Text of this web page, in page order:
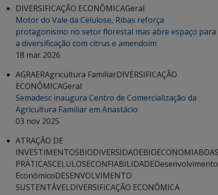
DIVERSIFICAÇÃO ECONÔMICAGeral
Motor do Vale da Celulose, Ribas reforça
protagonismo no setor florestal mas abre espaço para
a diversificação com citrus e amendoim
18 mar 2026
AGRAERAgricultura FamiliarDIVERSIFICAÇÃO
ECONÔMICAGeral
Semadesc inaugura Centro de Comercialização da
Agricultura Familiar em Anastácio
03 nov 2025
ATRAÇÃO DE
INVESTIMENTOSBIODIVERSIDADEBIOECONOMIA
PRÁTICASCELULOSECONFIABILIDADEDesenvolvimento
EconômicoDESENVOLVIMENTO
SUSTENTÁVELDIVERSIFICAÇÃO ECONÔMICA